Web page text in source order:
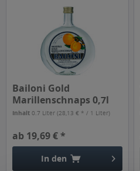
Bailoni Gold
Marillenschnaps 0,7l
Inhalt0.7 Liter(28,13 € * / 1 Liter)
ab 19,69 € *
In den